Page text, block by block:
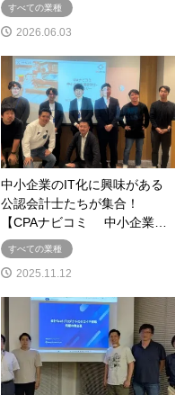
すべての業種
2026.06.03
中小企業のIT化に興味がある
公認会計士たちが集合！
【CPAナビコミ 中小企業…
すべての業種
2025.11.12